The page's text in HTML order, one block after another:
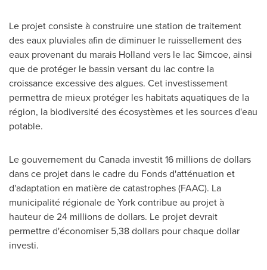
Le projet consiste à construire une station de traitement
des eaux pluviales afin de diminuer le ruissellement des
eaux provenant du marais Holland vers le lacSimcoe, ainsi
que de protéger le bassin versant du lac contre la
croissance excessive des algues. Cet investissement
permettra de mieux protéger les habitats aquatiques de la
région, la biodiversité des écosystèmes et les sources d'eau
potable.
Le gouvernement du Canada investit 16 millions de dollars
dans ce projet dans le cadre du Fonds d'atténuation et
d'adaptation en matière de catastrophes (FAAC). La
municipalité régionale deYorkcontribue au projet à
hauteur de 24 millions de dollars. Le projet devrait
permettre d'économiser 5,38 dollars pour chaque dollar
investi.